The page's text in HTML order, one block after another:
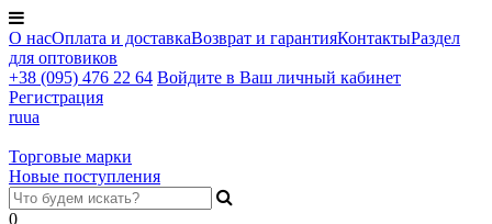
О насОплата и доставкаВозврат и гарантияКонтактыРаздел
для оптовиков
+38 (095) 476 22 64 Войдите в Ваш личный кабинет
Регистрация
ruua
Торговые марки
Новые поступления
0